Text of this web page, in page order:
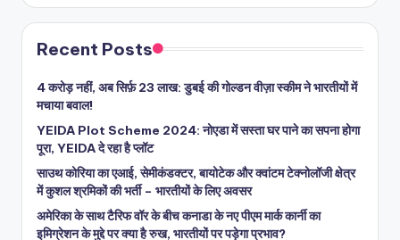
Recent Posts
4 करोड़ नहीं, अब सिर्फ़ 23 लाख: डुबई की गोल्डन वीज़ा स्कीम ने भारतीयों में
मचाया बवाल!
YEIDA Plot Scheme 2024: नोएडा में सस्ता घर पाने का सपना होगा
पूरा, YEIDA दे रहा है प्लॉट
साउथ कोरिया का एआई, सेमीकंडक्टर, बायोटेक और क्वांटम टेक्नोलॉजी क्षेत्र
में कुशल श्रमिकों की भर्ती – भारतीयों के लिए अवसर
अमेरिका के साथ टैरिफ वॉर के बीच कनाडा के नए पीएम मार्क कार्नी का
इमिग्रेशन के मुद्दे पर क्या है रुख, भारतीयों पर पड़ेगा प्रभाव?